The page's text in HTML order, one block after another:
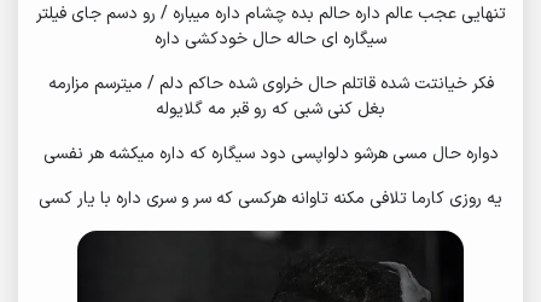
تنهایی عجب عالم داره حالم بده چشام داره میباره / رو دسم جای فیلتر
سیگاره ای حاله حال خودکشی داره
فکر خیانتت شده قاتلم حال خراوی شده حاکم دلم / میترسم مزارمه
بغل کنی شبی که رو قبر مه گلایوله
دواره حال مسی هرشو دلواپسی دود سیگاره که داره میکشه هر نفسی
یه روزی کارما تلافی مکنه تاوانه هرکسی که سر و سری داره با یار کسی